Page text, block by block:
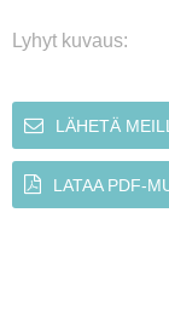
Lyhyt kuvaus:
LÄHETÄ
LATAA PDF-